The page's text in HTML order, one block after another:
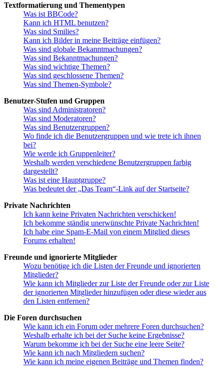
Textformatierung und Thementypen
Was ist BBCode?
Kann ich HTML benutzen?
Was sind Smilies?
Kann ich Bilder in meine Beiträge einfügen?
Was sind globale Bekanntmachungen?
Was sind Bekanntmachungen?
Was sind wichtige Themen?
Was sind geschlossene Themen?
Was sind Themen-Symbole?
Benutzer-Stufen und Gruppen
Was sind Administratoren?
Was sind Moderatoren?
Was sind Benutzergruppen?
Wo finde ich die Benutzergruppen und wie trete ich ihnen
bei?
Wie werde ich Gruppenleiter?
Weshalb werden verschiedene Benutzergruppen farbig
dargestellt?
Was ist eine Hauptgruppe?
Was bedeutet der „Das Team“-Link auf der Startseite?
Private Nachrichten
Ich kann keine Privaten Nachrichten verschicken!
Ich bekomme ständig unerwünschte Private Nachrichten!
Ich habe eine Spam-E-Mail von einem Mitglied dieses
Forums erhalten!
Freunde und ignorierte Mitglieder
Wozu benötige ich die Listen der Freunde und ignorierten
Mitglieder?
Wie kann ich Mitglieder zur Liste der Freunde oder zur Liste
der ignorierten Mitglieder hinzufügen oder diese wieder aus
den Listen entfernen?
Die Foren durchsuchen
Wie kann ich ein Forum oder mehrere Foren durchsuchen?
Weshalb erhalte ich bei der Suche keine Ergebnisse?
Warum bekomme ich bei der Suche eine leere Seite?
Wie kann ich nach Mitgliedern suchen?
Wie kann ich meine eigenen Beiträge und Themen finden?